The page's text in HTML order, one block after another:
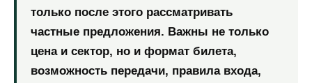
только после этого рассматривать
частные предложения. Важны не только
цена и сектор, но и формат билета,
возможность передачи, правила входа,